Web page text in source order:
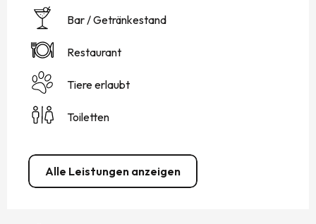
Bar / Getränkestand
Restaurant
Tiere erlaubt
Toiletten
Alle Leistungen anzeigen